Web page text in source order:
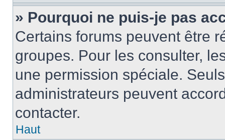
» Pourquoi ne puis-je pas
Certains forums peuvent être
groupes. Pour les consulter,
une permission spéciale.
administrateurs peuvent
contacter.
Haut